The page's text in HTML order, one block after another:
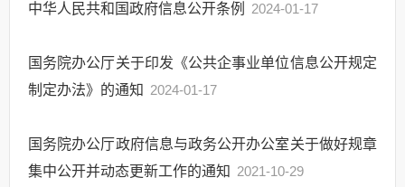
中华人民共和国政府信息公开条例 2024-01-17
国务院办公厅关于印发《公共企事业单位信息公开规定
制定办法》的通知 2024-01-17
国务院办公厅政府信息与政务公开办公室关于做好规章
集中公开并动态更新工作的通知 2021-10-29